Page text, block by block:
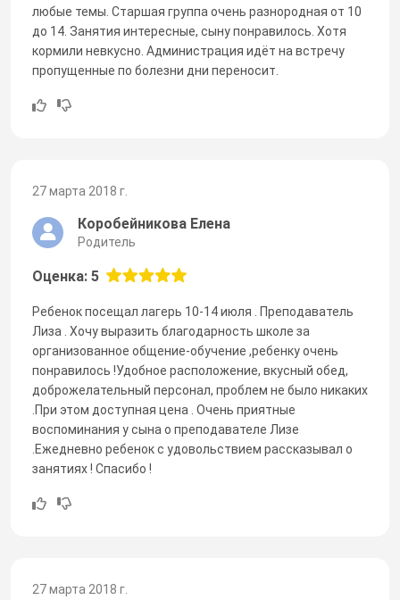
любые темы. Старшая группа очень разнородная от 10
до 14. Занятия интересные, сыну понравилось. Хотя
кормили невкусно. Администрация идёт на встречу
пропущенные по болезни дни переносит.
27 марта 2018 г.
Коробейникова Елена
Родитель
Оценка: 5
Ребенок посещал лагерь 10-14 июля . Преподаватель
Лиза . Хочу выразить благодарность школе за
организованное общение-обучение ,ребенку очень
понравилось !Удобное расположение, вкусный обед,
доброжелательный персонал, проблем не было никаких
.При этом доступная цена . Очень приятные
воспоминания у сына о преподавателе Лизе
.Ежедневно ребенок с удовольствием рассказывал о
занятиях ! Спасибо !
27 марта 2018 г.